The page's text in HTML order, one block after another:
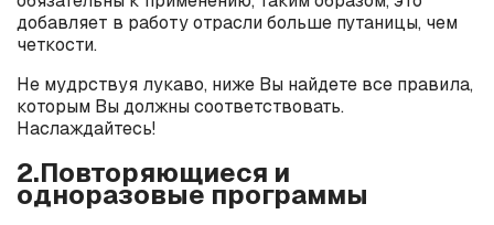
добавляет в работу отрасли больше путаницы, чем
четкости.
Не мудрствуя лукаво, ниже Вы найдете все правила,
которым Вы должны соответствовать.
Наслаждайтесь!
2.Повторяющиеся и
одноразовые программы